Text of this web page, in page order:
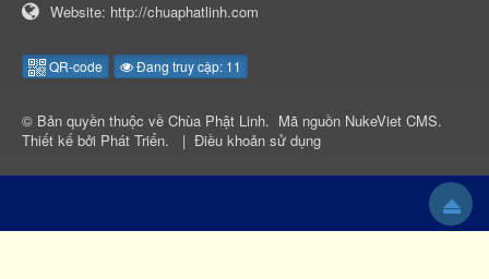
Website: http://chuaphatlinh.com
QR-code Đang truy cập: 11
© Bản quyền thuộc về Chùa Phật Linh. Mã nguồn NukeViet CMS.
Thiết kế bởi Phát Triển. | Điều khoản sử dụng